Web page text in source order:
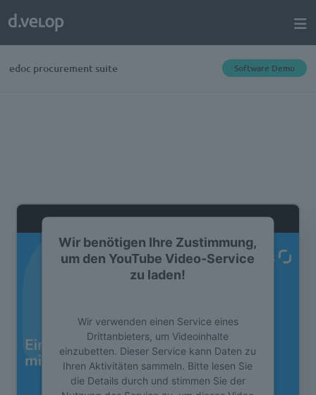
edoc procurement suite Software Demo
Wir benötigen Ihre Zustimmung,
um den YouTube Video-Service
zu laden!
Wir verwenden einen Service eines
Drittanbieters, um Videoinhalte
einzubetten. Dieser Service kann Daten zu
Ihren Aktivitäten sammeln. Bitte lesen Sie
die Details durch und stimmen Sie der